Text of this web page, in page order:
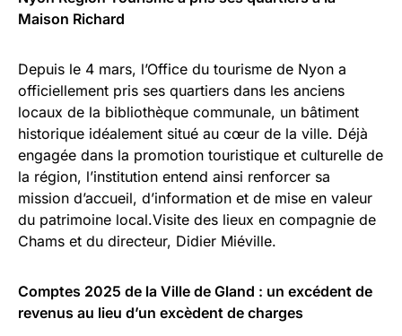
Maison Richard
Depuis le 4 mars, l’Office du tourisme de Nyon a
officiellement pris ses quartiers dans les anciens
locaux de la bibliothèque communale, un bâtiment
historique idéalement situé au cœur de la ville. Déjà
engagée dans la promotion touristique et culturelle de
la région, l’institution entend ainsi renforcer sa
mission d’accueil, d’information et de mise en valeur
du patrimoine local.Visite des lieux en compagnie de
Chams et du directeur, Didier Miéville.
Comptes 2025 de la Ville de Gland : un excédent de
revenus au lieu d’un excèdent de charges